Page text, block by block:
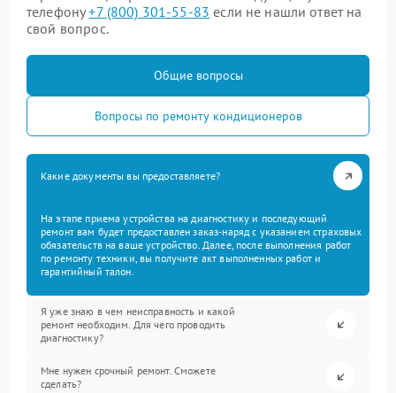
телефону+7 (800) 301-55-83 если не нашли ответ на
свой вопрос.
Общие вопросы
Вопросы по ремонту кондиционеров
Какие документы вы предоставляете?
На этапе приема устройства на диагностику и последующий
ремонт вам будет предоставлен заказ-наряд с указанием страховых
обязательств на ваше устройство. Далее, после выполнения работ
по ремонту техники, вы получите акт выполненных работ и
гарантийный талон.
Я уже знаю в чем неисправность и какой
ремонт необходим. Для чего проводить
диагностику?
Мне нужен срочный ремонт. Сможете
сделать?